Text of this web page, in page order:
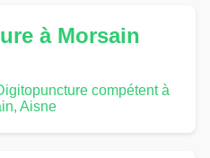
à Morsain
compétent à
Aisne